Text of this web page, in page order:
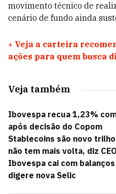
movimento técnico de
cenário de fundo ainda
+ Veja a carteira
ações para quem busca
Veja também
Ibovespa recua 1,23%
após decisão do Copom
Stablecoins são novo
não tem mais volta, diz
Ibovespa cai com
digere nova Selic